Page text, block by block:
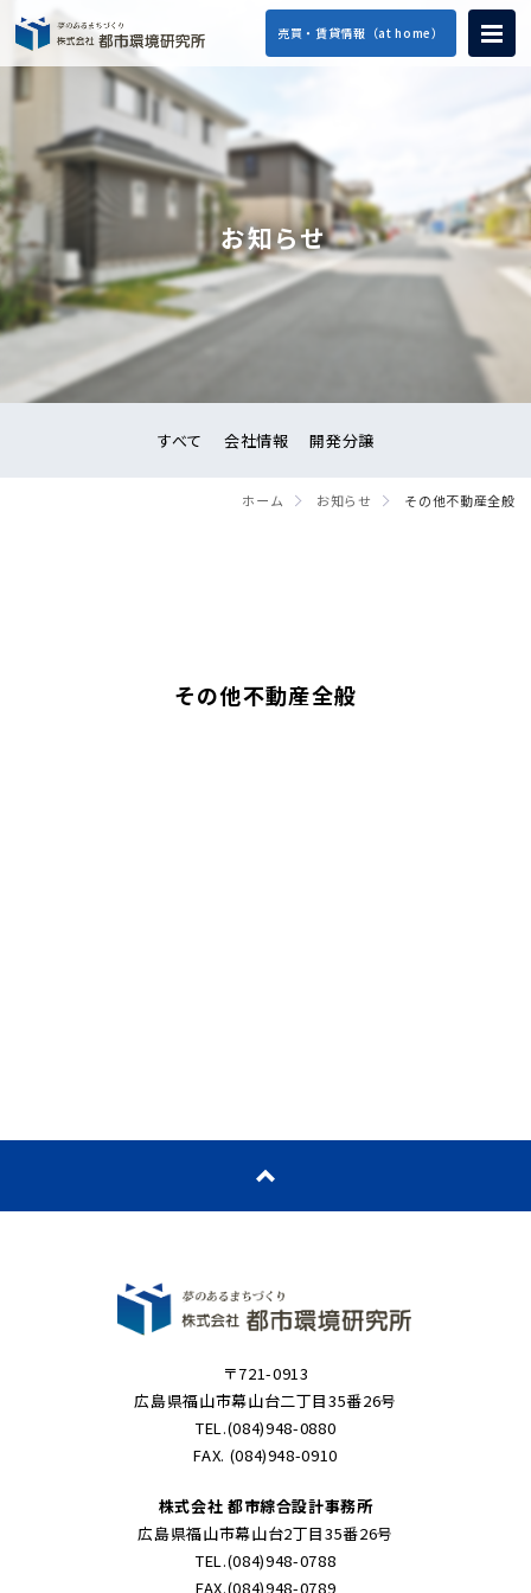
売買・賃貸情報（at home）
お知らせ
すべて 会社情報 開発分譲
ホーム お知らせ その他不動産全般
その他不動産全般
〒721-0913
広島県福山市幕山台二丁目35番26号
TEL.(084)948-0880
FAX. (084)948-0910
株式会社 都市綜合設計事務所
広島県福山市幕山台2丁目35番26号
TEL.(084)948-0788
FAX.(084)948-0789